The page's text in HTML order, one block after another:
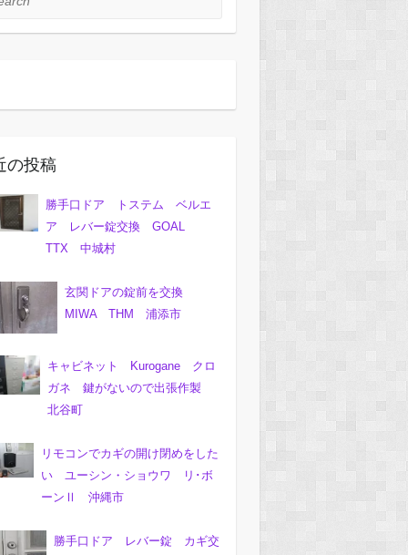
の投稿
勝手口ドア トステム ベルエ
ア レバー錠交換 GOAL
TTX 中城村
玄関ドアの錠前を交換
MIWA THM 浦添市
キャビネット Kurogane クロ
ガネ 鍵がないので出張作製
北谷町
リモコンでカギの開け閉めをした
い ユーシン・ショウワ リ･ボ
ーンⅡ 沖縄市
勝手口ドア レバー錠 カギ交